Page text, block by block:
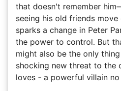
that doesn't remember
seeing his old friends
sparks a change in Peter
the power to control. But
might also be the only
shocking new threat to the
loves - a powerful villain no